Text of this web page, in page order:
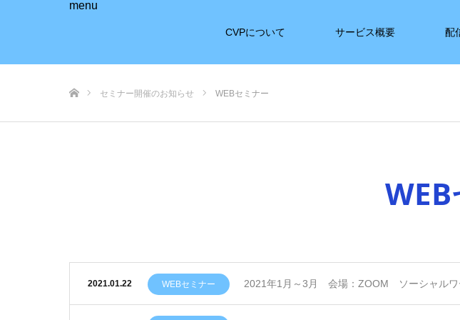
CVPについて サービス概要 配
menu
セミナー開催のお知らせ WEBセミナー
2021.01.22 WEBセミナー 2021年1月～3月 会場：ZOOM ソーシャルワ